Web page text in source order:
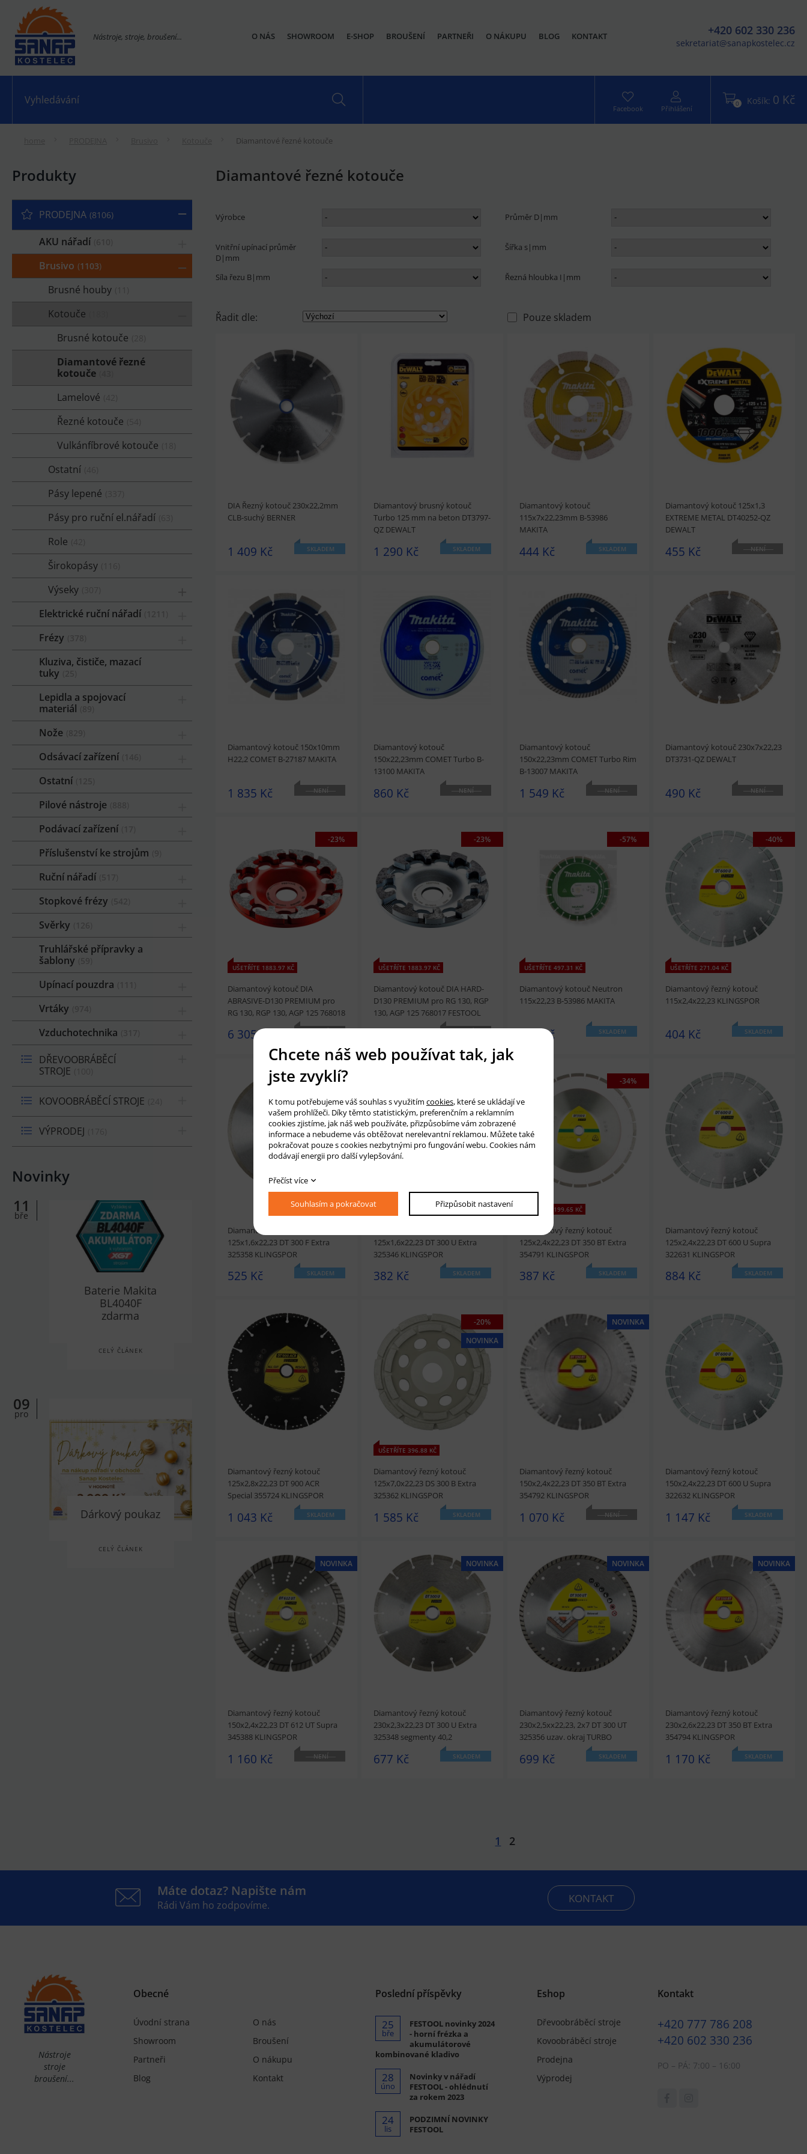
Nástroje, stroje, broušení... +420 602 330 236
sekretariat@sanapkostelec.cz
O NÁS SHOWROOM E-SHOP BROUŠENÍ PARTNEŘI O NÁKUPU BLOG KONTAKT
0 Košík: 0 Kč
Facebook Přihlášení
Diamantové řezné kotouče
Produkty
PRODEJNA 8106
AKU nářadí
Brusivo 1103
Brusné houby
Kotouče
Brusné kotouče
Diamantové řezné
kotouče
Lamelové
Řezné kotouče
Vulkánfíbrové kotouče
Ostatní
Pásy lepené
Pásy pro ruční el.nářadí
Role
Širokopásy
Výseky
Elektrické ruční nářadí
Frézy
Kluziva, čističe, mazací
tuky
Lepidla a spojovací
materiál
Nože
Odsávací zařízení
Ostatní
Pilové nástroje
Podávací zařízení
Příslušenství ke strojům
Ruční nářadí
Stopkové frézy
Svěrky
Truhlářské přípravky a
šablony
Upínací pouzdra
Vrtáky
Vzduchotechnika
DŘEVOOBRÁBĚCÍ
STROJE
KOVOOBRÁBĚCÍ STROJE
VÝPRODEJ
Novinky
11
bře
Baterie Makita
BL4040F
zdarma
CELÝ ČLÁNEK
09
pro
Dárkový poukaz
CELÝ ČLÁNEK
Diamantové řezné kotouče
Výrobce Průměr D|mm
Vnitřní upínací průměr
D|mm
Šířka s|mm
Síla řezu B|mm Řezná hloubka I|mm
Řadit dle: Pouze skladem
DIA Řezný kotouč 230x22,2mm
CLB-suchý BERNER
1 409 Kč SKLADEM
prohlédnoutPřidat do košíku
Diamantový brusný kotouč
Turbo 125 mm na beton DT3797-
QZ DEWALT
1 290 Kč SKLADEM
prohlédnout Přidat do košíku
Diamantový kotouč
115x7x22,23mm B-53986
MAKITA
444 Kč SKLADEM
prohlédnout Přidat do košíku
Diamantový kotouč 125x1,3
EXTREME METAL DT40252-QZ
DEWALT
455 Kč
NENÍ
prohlédnout Přidat do košíku
Diamantový kotouč 150x10mm
H22,2 COMET B-27187 MAKITA
1 835 Kč
NENÍ
prohlédnout Přidat do košíku
Diamantový kotouč
150x22,23mm COMET Turbo B-
13100 MAKITA
860 Kč
NENÍ
prohlédnout Přidat do košíku
Diamantový kotouč
150x22,23mm COMET Turbo Rim
B-13007 MAKITA
1 549 Kč
NENÍ
prohlédnout Přidat do košíku
Diamantový kotouč 230x7x22,23
DT3731-QZ DEWALT
490 Kč
NENÍ
prohlédnout Přidat do košíku
-23%
UŠETŘÍTE 1883.97 KČ
Diamantový kotouč DIA
ABRASIVE-D130 PREMIUM pro
RG 130, RGP 130, AGP 125 768018
6 305 Kč
prohlédnoutPřidat do košíku
-23%
UŠETŘÍTE 1883.97 KČ
Diamantový kotouč DIA HARD-
D130 PREMIUM pro RG 130, RGP
130, AGP 125 768017 FESTOOL
prohlédnoutPřidat do košíku
-57%
UŠETŘÍTE 497.31 KČ
Diamantový kotouč Neutron
115x22,23 B-53986 MAKITA
371 Kč SKLADEM
prohlédnout Přidat do košíku
-40%
UŠETŘÍTE 271.04 KČ
Diamantový řezný kotouč
115x2,4x22,23 KLINGSPOR
404 Kč SKLADEM
prohlédnout Přidat do košíku
NOVINKA
Diamantový řezný kotouč
125x1,6x22,23 DT 300 F Extra
325358 KLINGSPOR
525 Kč SKLADEM
prohlédnout Přidat do košíku
NOVINKA
125x1,6x22,23 DT 300 U Extra
325346 KLINGSPOR
382 Kč SKLADEM
prohlédnout Přidat do košíku
-34%
UŠETŘÍTE 199.65 KČ
Diamantový řezný kotouč
125x2,4x22,23 DT 350 BT Extra
354791 KLINGSPOR
387 Kč SKLADEM
prohlédnout Přidat do košíku
Diamantový řezný kotouč
125x2,4x22,23 DT 600 U Supra
322631 KLINGSPOR
884 Kč SKLADEM
prohlédnout Přidat do košíku
Diamantový řezný kotouč
125x2,8x22,23 DT 900 ACR
Special 355724 KLINGSPOR
1 043 Kč SKLADEM
prohlédnout Přidat do košíku
-20%
NOVINKA
UŠETŘÍTE 396.88 KČ
Diamantový řezný kotouč
125x7,0x22,23 DS 300 B Extra
325362 KLINGSPOR
1 585 Kč SKLADEM
prohlédnout Přidat do košíku
NOVINKA
Diamantový řezný kotouč
150x2,4x22,23 DT 350 BT Extra
354792 KLINGSPOR
1 070 Kč
NENÍ
prohlédnout Přidat do košíku
Diamantový řezný kotouč
150x2,4x22,23 DT 600 U Supra
322632 KLINGSPOR
1 147 Kč SKLADEM
prohlédnout Přidat do košíku
NOVINKA
Diamantový řezný kotouč
150x2,4x22,23 DT 612 UT Supra
345388 KLINGSPOR
1 160 Kč
NENÍ
NOVINKA
Diamantový řezný kotouč
230x2,3x22,23 DT 300 U Extra
325348 segmenty 40,2
677 Kč SKLADEM
NOVINKA
Diamantový řezný kotouč
230x2,5xx22,23, 2x7 DT 300 UT
325356 uzav. okraj TURBO
699 Kč SKLADEM
prohlédnout
NOVINKA
Diamantový řezný kotouč
230x2,6x22,23 DT 350 BT Extra
354794 KLINGSPOR
1 170 Kč SKLADEM
1 2
Máte dotaz? Napište nám
Rádi Vám ho zodpovíme. KONTAKT
Nástroje
stroje
broušení...
Obecné
Úvodní strana
O nás
Showroom
Broušení
Partneři
O nákupu
Blog
Kontakt
Poslední příspěvky
25
bře
FESTOOL novinky 2024
- horní frézka a
akumulátorové
kombinované kladivo
28
úno
Novinky v nářadí
FESTOOL - ohlédnutí
za rokem 2023
24
lis
PODZIMNÍ NOVINKY
FESTOOL
Eshop
Dřevoobráběcí stroje
Kovoobráběcí stroje
Prodejna
Výprodej
Kontakt
+420 777 786 208
+420 602 330 236
PO – PÁ: 7:00 – 16:00
Chcete náš web používat tak, jak
jste zvyklí?
K tomu potřebujeme váš souhlas s využitím cookies, které se ukládají ve
vašem prohlížeči. Díky těmto statistickým, preferenčním a reklamním
cookies zjistíme, jak náš web používáte, přizpůsobíme vám zobrazené
informace a nebudeme vás obtěžovat nerelevantní reklamou. Můžete také
pokračovat pouze s cookies nezbytnými pro fungování webu. Cookies nám
dodávají energii pro další vylepšování.
Přečíst více
Souhlasím a pokračovat Přizpůsobit nastavení